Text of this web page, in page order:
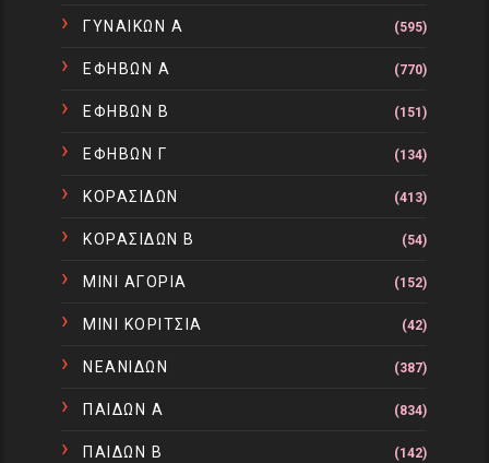
ΓΥΝΑΙΚΩΝ Α (595)
ΕΦΗΒΩΝ Α (770)
ΕΦΗΒΩΝ Β (151)
ΕΦΗΒΩΝ Γ (134)
ΚΟΡΑΣΙΔΩΝ (413)
ΚΟΡΑΣΙΔΩΝ Β (54)
ΜΙΝΙ ΑΓΟΡΙΑ (152)
ΜΙΝΙ ΚΟΡΙΤΣΙΑ (42)
ΝΕΑΝΙΔΩΝ (387)
ΠΑΙΔΩΝ Α (834)
ΠΑΙΔΩΝ Β (142)